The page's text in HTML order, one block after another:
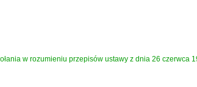
w rozumieniu przepisów ustawy z dnia 26 czerwca